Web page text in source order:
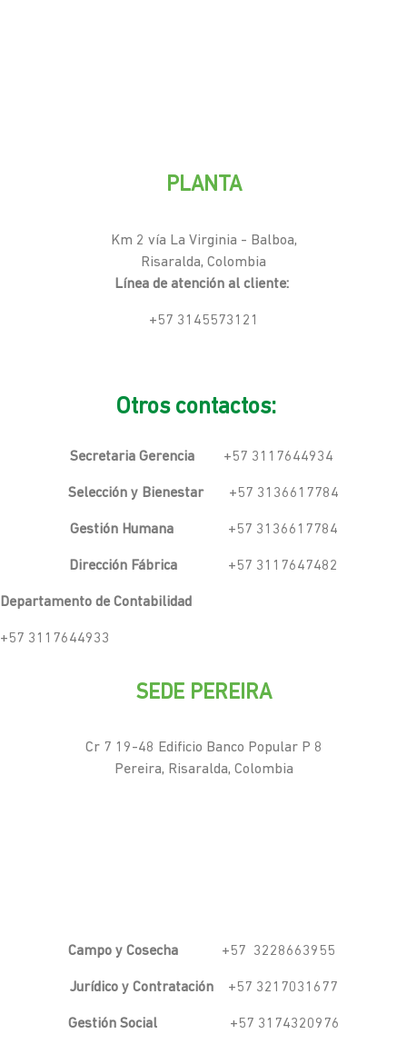
PLANTA
Km 2 vía La Virginia - Balboa,
Risaralda, Colombia
Línea de atención al cliente:
+57 3145573121
Otros contactos:
Secretaria Gerencia +57 3117644934
Selección y Bienestar+57 3136617784
Gestión Humana+57 3136617784
Dirección Fábrica +57 3117647482
Departamento de Contabilidad
+57 3117644933
SEDE PEREIRA
Cr 7 19-48 Edificio Banco Popular P 8
Pereira, Risaralda, Colombia
Campo y Cosecha +57 3228663955
Jurídico y Contratación +57 3217031677
Gestión Social+57 3174320976